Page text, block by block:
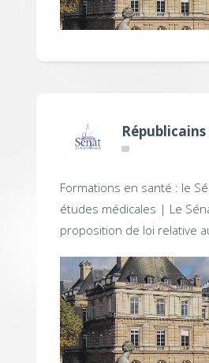
Formations en santé : le
études médicales | Le
proposition de loi relative